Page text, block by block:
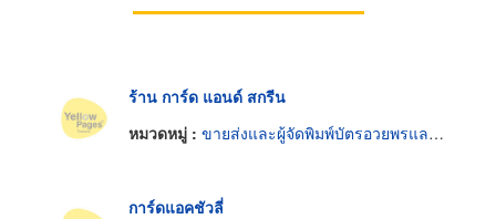
ร้าน การ์ด แอนด์ สกรีน
หมวดหมู่ : ขายส่งและผู้จัดพิมพ์บัตรอวยพรและโปสการ์ด
การ์ดแอคชัวลี่